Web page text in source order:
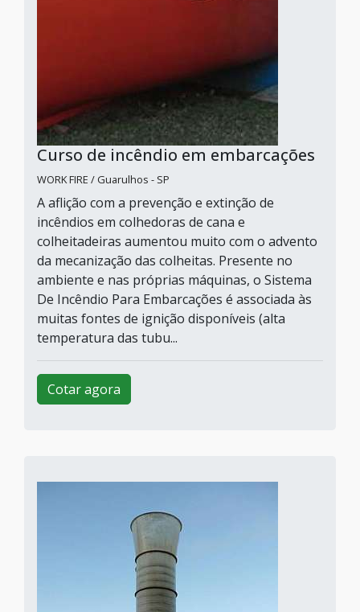
Curso de incêndio em embarcações
WORK FIRE / Guarulhos - SP
A aflição com a prevenção e extinção de
incêndios em colhedoras de cana e
colheitadeiras aumentou muito com o advento
da mecanização das colheitas. Presente no
ambiente e nas próprias máquinas, o Sistema
De Incêndio Para Embarcações é associada às
muitas fontes de ignição disponíveis (alta
temperatura das tubu...
Cotar agora